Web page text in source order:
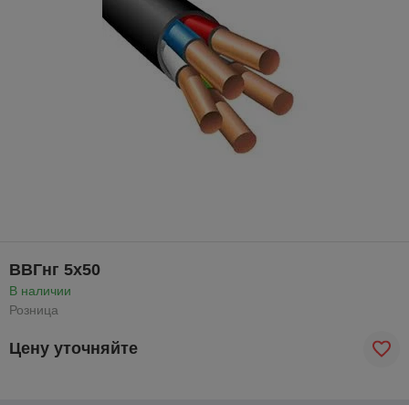
ВВГнг 5х50
В наличии
Розница
Цену уточняйте